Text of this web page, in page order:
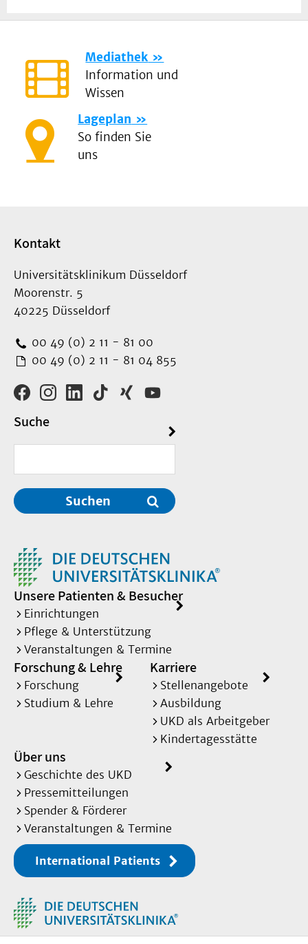
Mediathek
Information und
Wissen
Lageplan
So finden Sie
uns
Kontakt
Universitätsklinikum Düsseldorf
Moorenstr. 5
40225 Düsseldorf
00 49 (0) 2 11 - 81 00
00 49 (0) 2 11 - 81 04 855
Suche
Suchen
Unsere Patienten & Besucher
Einrichtungen
Pflege & Unterstützung
Veranstaltungen & Termine
Forschung & Lehre
Forschung
Studium & Lehre
Karriere
Stellenangebote
Ausbildung
UKD als Arbeitgeber
Kindertagesstätte
Über uns
Geschichte des UKD
Pressemitteilungen
Spender & Förderer
Veranstaltungen & Termine
International Patients